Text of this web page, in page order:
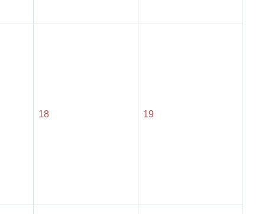
18 19